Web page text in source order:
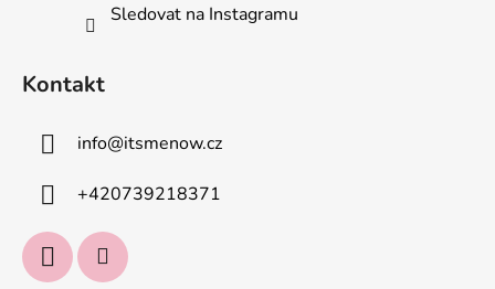
Sledovat na Instagramu
Kontakt
info@itsmenow.cz
+420739218371